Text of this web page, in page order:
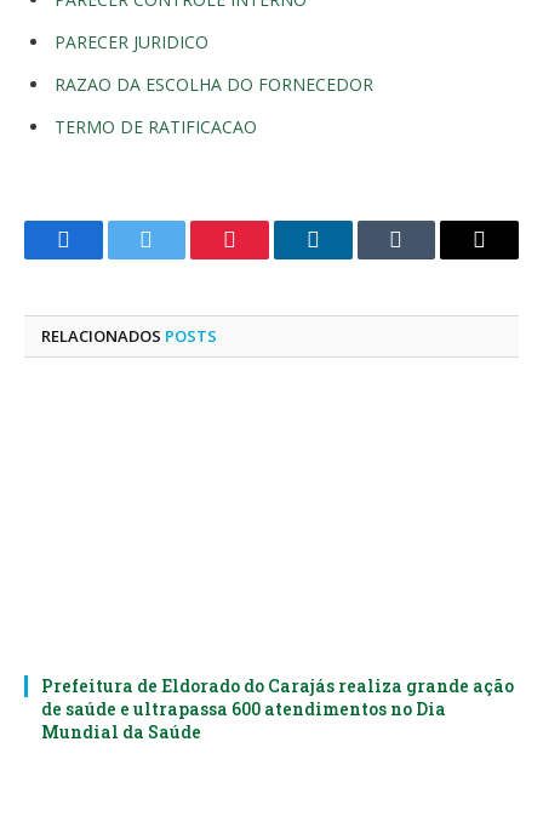
PARECER JURIDICO
RAZAO DA ESCOLHA DO FORNECEDOR
TERMO DE RATIFICACAO
FacebookTwitter Pinterest LinkedInTumblr
E-
RELACIONADOS POSTS
Prefeitura de Eldorado do Carajás realiza grande ação
de saúde e ultrapassa 600 atendimentos no Dia
Mundial da Saúde